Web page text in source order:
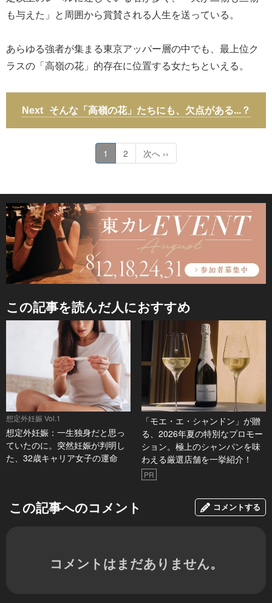
も与えた」と周囲から賞賛される人生を送っている。
あらゆる強者が集まる東京アッパー層の中でも、最上位ク
ラスの「高嶺の花」的存在に位置する女たちといえる。
そんな「高嶺の花」たちにも、欠点がある...？
1 2 次へ ››
この記事を読んだ人におすすめ
想定外妊娠 Vol.1
想定外妊娠：一生独身だと思っ
ていたのに。突然妊娠が判明し
た、32歳キャリア女子の運命
「モエ・エ・シャンドン」が贈
る、2026年夏の特別なプロモー
ション。極上のシャンパンを味
わえる厳選店舗を一挙紹介！
PR
この記事へのコメント コメントする
コメントはまだありません。